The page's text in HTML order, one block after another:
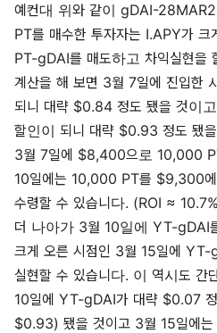
예컨대 위와 같이 gDAI-
PT를 매수한 투자자는 I.APY가 크
PT-gDAI를 매도하고 차익실현을
계산을 해 보면 3월 7일에 진입한
되니 대략 $0.84 정도 됐을 것이
할인이 되니 대략 $0.93 정도 됐
3월 7일에 $8,400으로 10,000
10일에는 10,000 PT를 $9,300
수령할 수 있습니다. (ROI ≈
더 나아가 3월 10일에 YT-gDAI
크게 오른 시점인 3월 15일에 YT-
실현할 수 있습니다. 이 역시도 간
10일에 YT-gDAI가 대략 $0.07
$0.93) 됐을 것이고 3월 15일에